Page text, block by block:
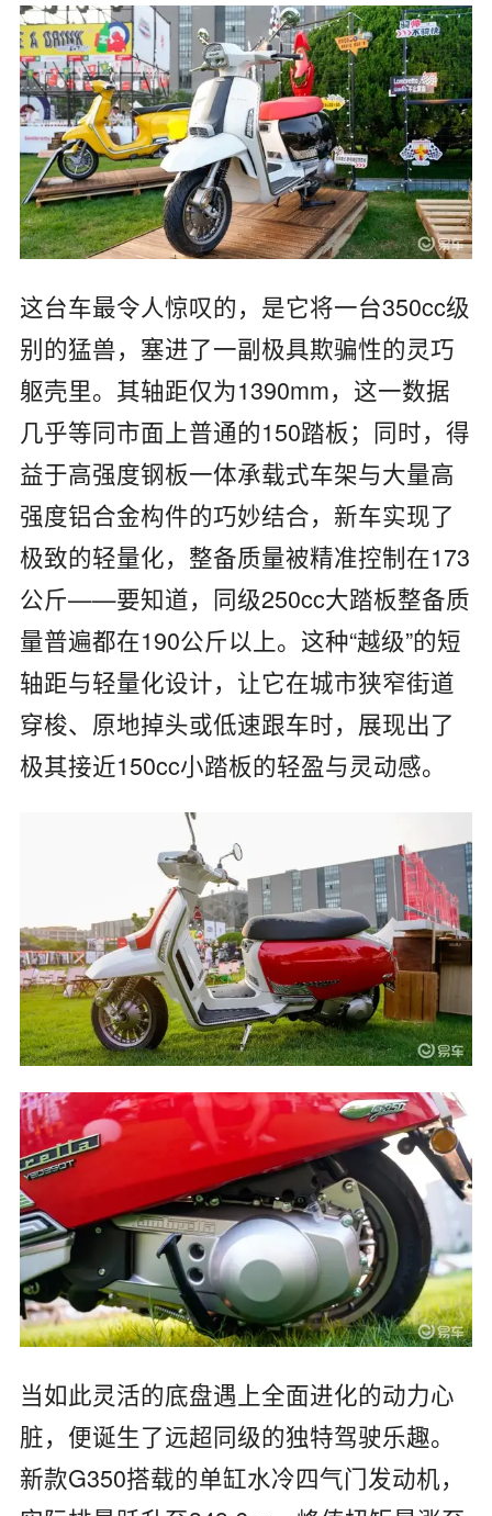
这台车最令人惊叹的，是它将一台350cc级
别的猛兽，塞进了一副极具欺骗性的灵巧
躯壳里。其轴距仅为1390mm，这一数据
几乎等同市面上普通的150踏板；同时，得
益于高强度钢板一体承载式车架与大量高
强度铝合金构件的巧妙结合，新车实现了
极致的轻量化，整备质量被精准控制在173
公斤——要知道，同级250cc大踏板整备质
量普遍都在190公斤以上。这种“越级”的短
轴距与轻量化设计，让它在城市狭窄街道
穿梭、原地掉头或低速跟车时，展现出了
极其接近150cc小踏板的轻盈与灵动感。
当如此灵活的底盘遇上全面进化的动力心
脏，便诞生了远超同级的独特驾驶乐趣。
新款G350搭载的单缸水冷四气门发动机，